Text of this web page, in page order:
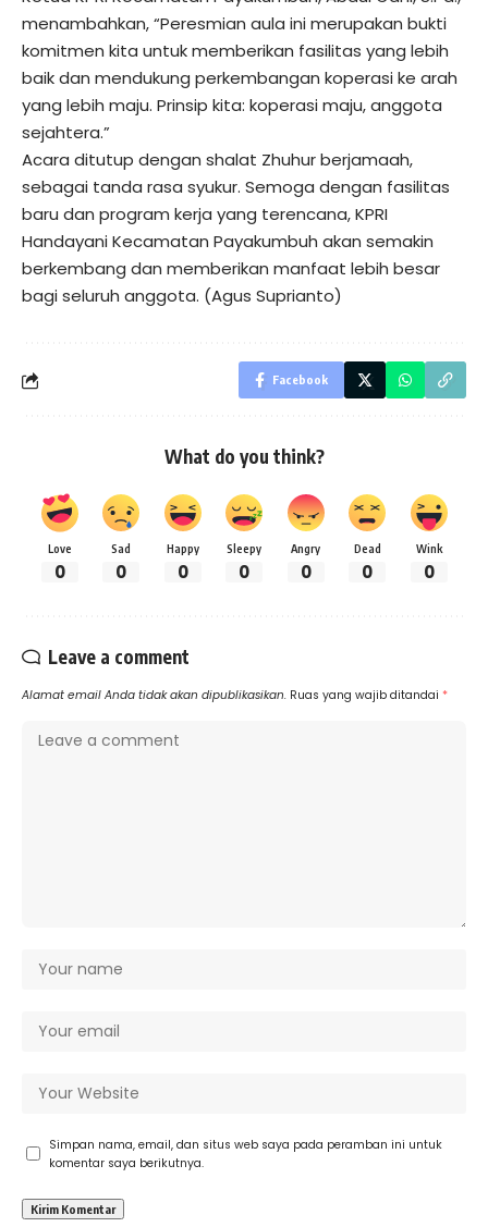
menambahkan, “Peresmian aula ini merupakan bukti
komitmen kita untuk memberikan fasilitas yang lebih
baik dan mendukung perkembangan koperasi ke arah
yang lebih maju. Prinsip kita: koperasi maju, anggota
sejahtera.”
Acara ditutup dengan shalat Zhuhur berjamaah,
sebagai tanda rasa syukur. Semoga dengan fasilitas
baru dan program kerja yang terencana, KPRI
Handayani Kecamatan Payakumbuh akan semakin
berkembang dan memberikan manfaat lebih besar
bagi seluruh anggota. (Agus Suprianto)
Facebook
What do you think?
Love
0
Sad
0
Happy
0
Sleepy
0
Angry
0
Dead
0
Wink
0
Leave a comment
Alamat email Anda tidak akan dipublikasikan. Ruas yang wajib ditandai *
Simpan nama, email, dan situs web saya pada peramban ini untuk
komentar saya berikutnya.